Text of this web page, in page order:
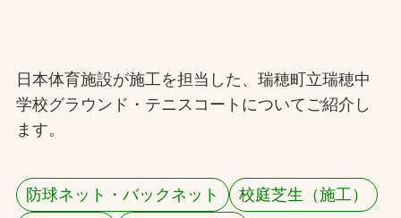
会社概要
採用情報
お問合せ
日本体育施設が施工を担当した、瑞穂町立瑞穂中
学校グラウンド・テニスコートについてご紹介し
ます。
防球ネット・バックネット
校庭芝生（施工）